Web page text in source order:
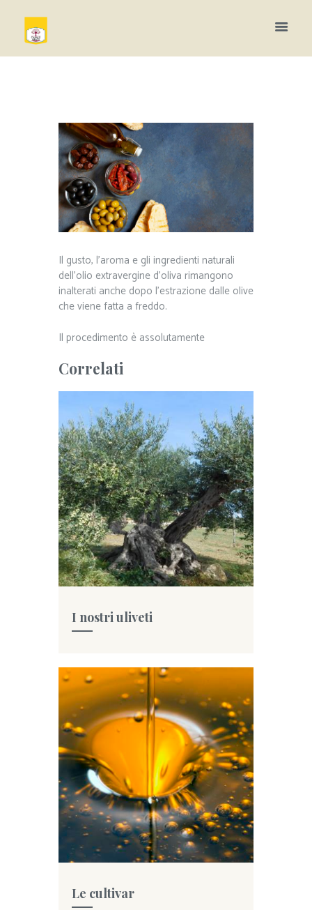
Il gusto, l’aroma e gli ingredienti naturali
dell’olio extravergine d’oliva rimangono
inalterati anche dopo l’estrazione dalle olive
che viene fatta a freddo.
Il procedimento è assolutamente
Correlati
I nostri uliveti
Le cultivar